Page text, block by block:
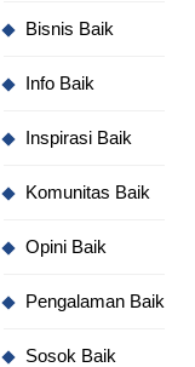
Bisnis Baik
Info Baik
Inspirasi Baik
Komunitas Baik
Opini Baik
Pengalaman Baik
Sosok Baik